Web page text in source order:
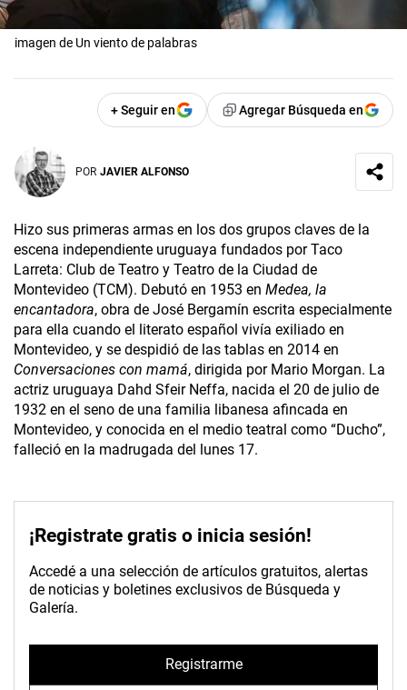
imagen de Un viento de palabras
+ Seguir en Agregar Búsqueda en
POR JAVIER ALFONSO
Hizo sus primeras armas en los dos grupos claves de la
escena independiente uruguaya fundados por Taco
Larreta: Club de Teatro y Teatro de la Ciudad de
Montevideo (TCM). Debutó en 1953 en Medea, la
encantadora, obra de José Bergamín escrita especialmente
para ella cuando el literato español vivía exiliado en
Montevideo, y se despidió de las tablas en 2014 en
Conversaciones con mamá, dirigida por Mario Morgan. La
actriz uruguaya Dahd Sfeir Neffa, nacida el 20 de julio de
1932 en el seno de una familia libanesa afincada en
Montevideo, y conocida en el medio teatral como “Ducho”,
falleció en la madrugada del lunes 17.
¡Registrate gratis o inicia sesión!
Accedé a una selección de artículos gratuitos, alertas
de noticias y boletines exclusivos de Búsqueda y
Galería.
Registrarme